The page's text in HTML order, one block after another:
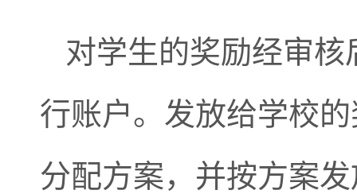
对学生的奖励经审
行账户。发放给学校
分配方案，并按方案